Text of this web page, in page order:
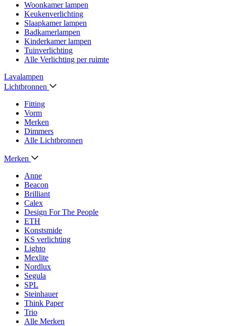
Woonkamer lampen
Keukenverlichting
Slaapkamer lampen
Badkamerlampen
Kinderkamer lampen
Tuinverlichting
Alle Verlichting per ruimte
Lavalampen
Lichtbronnen
Fitting
Vorm
Merken
Dimmers
Alle Lichtbronnen
Merken
Anne
Beacon
Brilliant
Calex
Design For The People
ETH
Konstsmide
KS verlichting
Lighto
Mexlite
Nordlux
Segula
SPL
Steinhauer
Think Paper
Trio
Alle Merken